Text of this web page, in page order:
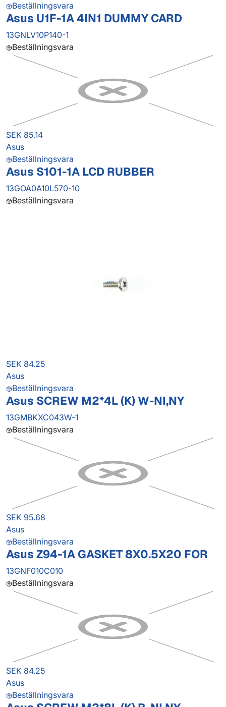
Beställningsvara
Asus U1F-1A 4IN1 DUMMY CARD
13GNLV10P140-1
Beställningsvara
SEK 85.14
Asus
Beställningsvara
Asus S101-1A LCD RUBBER
13GOA0A10L570-10
Beställningsvara
SEK 84.25
Asus
Beställningsvara
Asus SCREW M2*4L (K) W-NI,NY
13GMBKXC043W-1
Beställningsvara
SEK 95.68
Asus
Beställningsvara
Asus Z94-1A GASKET 8X0.5X20 FOR
13GNF010C010
Beställningsvara
SEK 84.25
Asus
Beställningsvara